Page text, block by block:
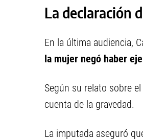
La declaración
En la última audiencia,
la mujer negó haber
Según su relato sobre
cuenta de la gravedad.
La imputada aseguró